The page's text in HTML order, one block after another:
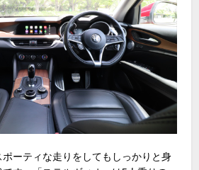
ーティな走りをしてもしっかりと身